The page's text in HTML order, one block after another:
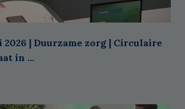
2026 | Duurzame zorg | Circulaire
in ...